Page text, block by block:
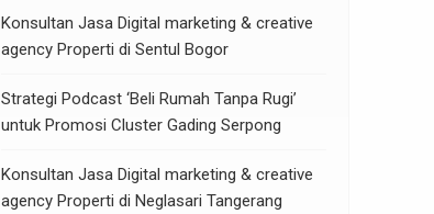
Konsultan Jasa Digital marketing & creative
agency Properti di Sentul Bogor
Strategi Podcast ‘Beli Rumah Tanpa Rugi’
untuk Promosi Cluster Gading Serpong
Konsultan Jasa Digital marketing & creative
agency Properti di Neglasari Tangerang